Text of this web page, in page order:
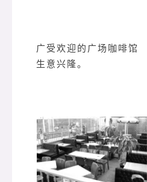
广受欢迎的广场咖啡馆
生意兴隆。